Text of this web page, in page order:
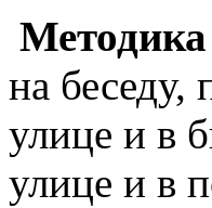
на беседу,
улице и в
улице и в